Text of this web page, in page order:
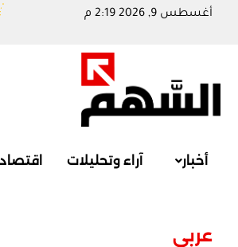
أغسطس 9, 2026 2:19 م
أخبار آراء وتحليلات اقتصاد
عربي